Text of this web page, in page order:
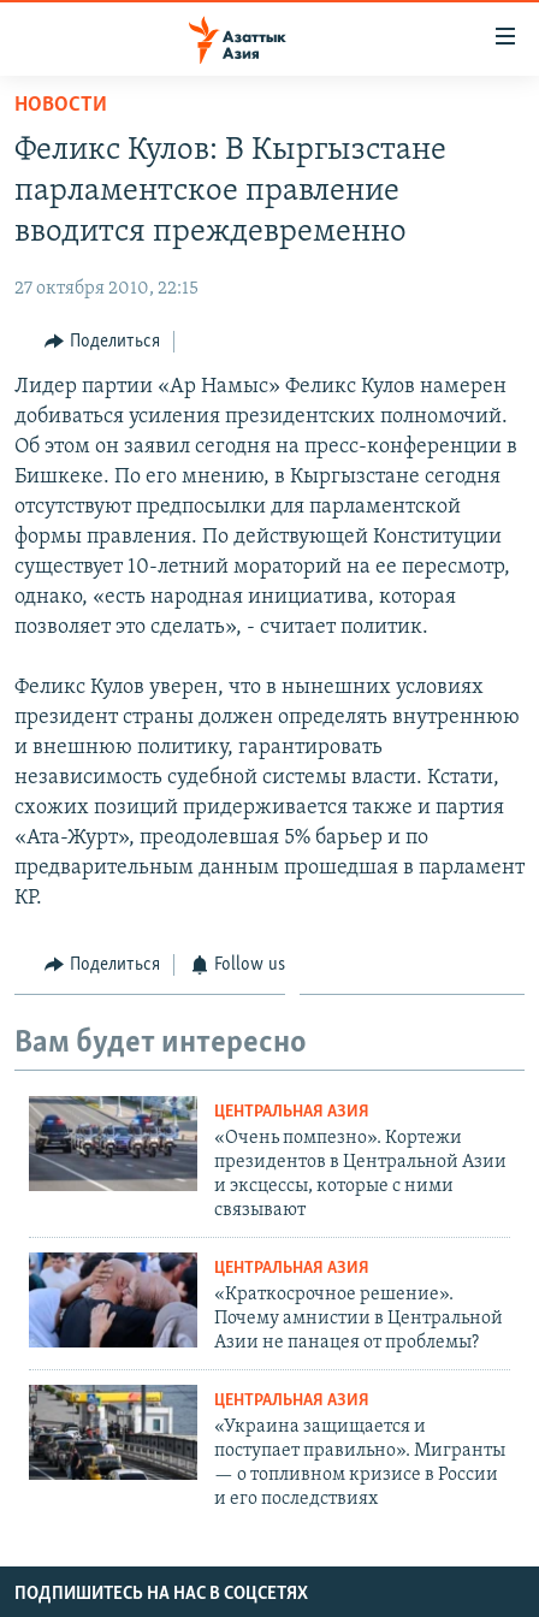
Вернуться
основному
содержанию
Вернутся
главной
навигации
Вернутся
поиску
ТАДЖИКИСТАН
ВОЙНА В УКРАИНЕ
ҚАЗАҚША
КЫРГЫЗЧА
ЎЗБЕКЧА
TÜRKMENÇE
Все сайты РСЕ/РС
НОВОСТИ
Феликс Кулов: В Кыргызстане
парламентское правление
вводится преждевременно
27 октября 2010, 22:15
Поделиться
Лидер партии «Ар Намыс» Феликс Кулов намерен
добиваться усиления президентских полномочий.
Об этом он заявил сегодня на пресс-конференции в
Бишкеке. По его мнению, в Кыргызстане сегодня
отсутствуют предпосылки для парламентской
формы правления. По действующей Конституции
существует 10-летний мораторий на ее пересмотр,
однако, «есть народная инициатива, которая
позволяет это сделать», - считает политик.
Феликс Кулов уверен, что в нынешних условиях
президент страны должен определять внутреннюю
и внешнюю политику, гарантировать
независимость судебной системы власти. Кстати,
схожих позиций придерживается также и партия
«Ата-Журт», преодолевшая 5% барьер и по
предварительным данным прошедшая в парламент
КР.
Поделиться Follow us
Вам будет интересно
ЦЕНТРАЛЬНАЯ АЗИЯ
«Очень помпезно». Кортежи
президентов в Центральной Азии
и эксцессы, которые с ними
связывают
ЦЕНТРАЛЬНАЯ АЗИЯ
«Краткосрочное решение».
Почему амнистии в Центральной
Азии не панацея от проблемы?
ЦЕНТРАЛЬНАЯ АЗИЯ
«Украина защищается и
поступает правильно». Мигранты
— о топливном кризисе в России
и его последствиях
ПОДПИШИТЕСЬ НА НАС В СОЦСЕТЯХ